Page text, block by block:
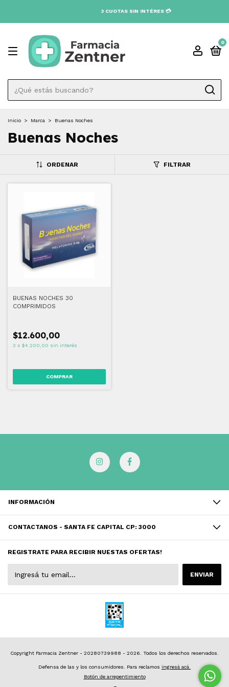
3 CUOTAS SIN INTÉRES 💳
0
Inicio > Marca > Buenas Noches
Buenas Noches
ORDENAR FILTRAR
BUENAS NOCHES 30
COMPRIMIDOS
$12.600,00
3 x $4.200,00 sin interés
INFORMACIÓN
CONTACTANOS - SANTA FE CAPITAL CP: 3000
REGISTRATE PARA RECIBIR NUESTAS OFERTAS!
Copyright Farmacia Zentner - 20280739988 - 2026. Todos los derechos reservados.
Defensa de las y los consumidores. Para reclamos ingresá acá.
Botón de arrepentimiento